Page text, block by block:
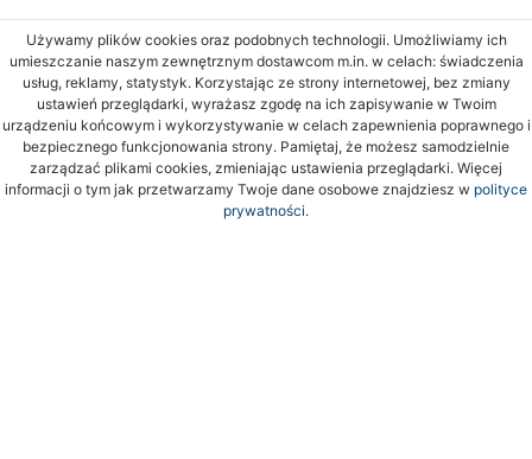
Używamy plików cookies oraz podobnych technologii. Umożliwiamy ich
umieszczanie naszym zewnętrznym dostawcom m.in. w celach: świadczenia
usług, reklamy, statystyk. Korzystając ze strony internetowej, bez zmiany
ustawień przeglądarki, wyrażasz zgodę na ich zapisywanie w Twoim
urządzeniu końcowym i wykorzystywanie w celach zapewnienia poprawnego i
bezpiecznego funkcjonowania strony. Pamiętaj, że możesz samodzielnie
zarządzać plikami cookies, zmieniając ustawienia przeglądarki. Więcej
informacji o tym jak przetwarzamy Twoje dane osobowe znajdziesz w polityce
prywatności.